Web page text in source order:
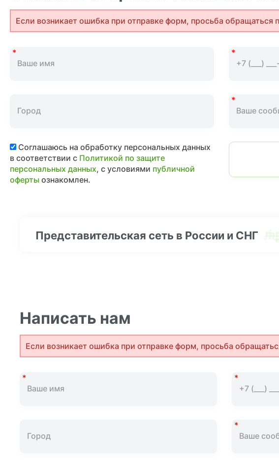
Если возникает ошибка при отправке форм, просьба обращаться
Соглашаюсь на обработку персональных данных
в соответствии с Политикой по защите
персональных данных, с условиями публичной
офертыознакомлен.
Представительская сеть в России и СНГ
Написать нам
Если возникает ошибка при отправке форм, просьба